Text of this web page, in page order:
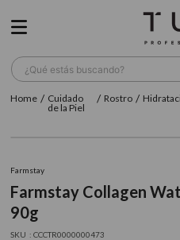
¿Qué estás buscando?
Cuidado
de la Piel
Rostro
Farmstay
Farmstay Collagen
90g
: CCCTR0000000473
TÉRMINOS MÁS BUSCADOS
2.
3. farmavita
4